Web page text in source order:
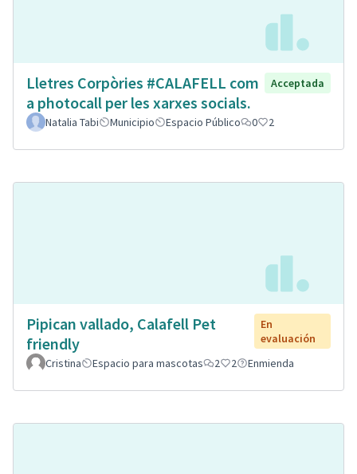
Lletres Corpòries #CALAFELL com
a photocall per les xarxes socials.
Acceptada
Natalia Tabi Municipio Espacio Público 0 2
Pipican vallado, Calafell Pet
friendly
En
evaluación
Cristina
Espacio para mascotas 2 2 Enmienda